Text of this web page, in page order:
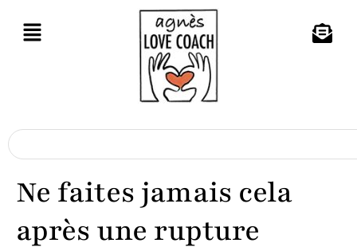
Ne faites jamais cela
après une rupture